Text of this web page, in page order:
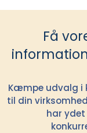
Få
Kæmpe udvalg i
til din
har ydet